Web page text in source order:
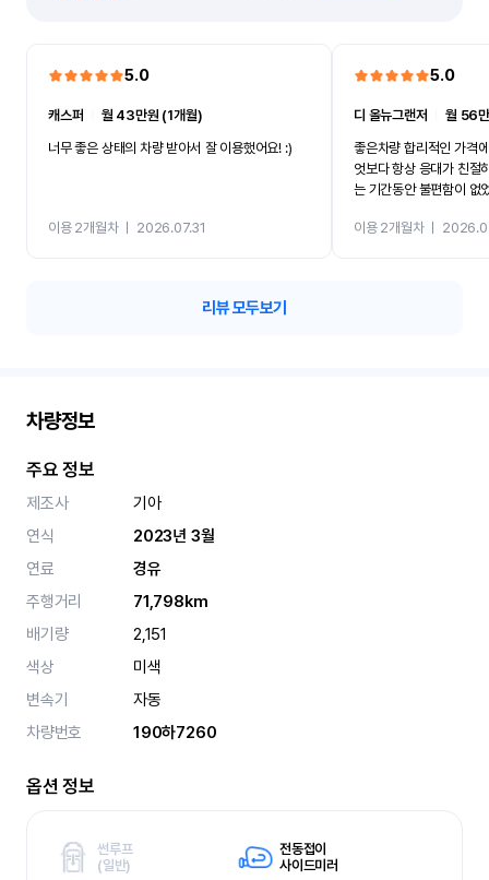
5.0
캐스퍼
월 43만원 (1개월)
너무 좋은 상태의 차량 받아서 잘 이용했어요! :)
이용 2개월차ㅣ 2026.07.31
5.0
디 올뉴그랜저 ㅣ월 56
좋은차량 합리적인 가격
엇보다 항상 응대가 친절
는 기간동안 불편함이 없
카 렌트 고민없이 강추합
이용 2개월차ㅣ
리뷰 모두보기
차량정보
주요 정보
제조사
기아
연식
2023년 3월
연료
경유
주행거리
71,798km
배기량
2,151
색상
미색
변속기
자동
차량번호
190하7260
옵션 정보
썬루프
(일반)
전동접이
사이드미러